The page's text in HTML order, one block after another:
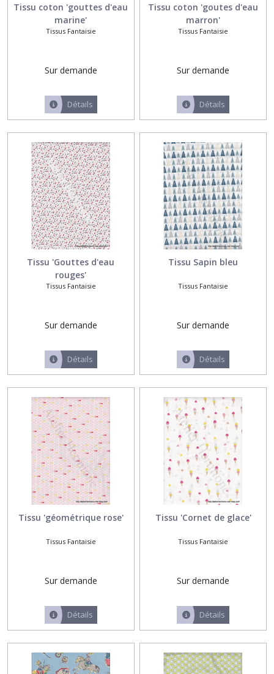
Tissu coton 'gouttes d'eau
marine'
Tissus Fantaisie
Sur demande
Détails
Tissu coton 'goutes d'eau
marron'
Tissus Fantaisie
Sur demande
Détails
Tissu 'Gouttes d'eau
rouges'
Tissus Fantaisie
Sur demande
Détails
Tissu Sapin bleu
Tissus Fantaisie
Sur demande
Détails
Tissu 'géométrique rose'
Tissus Fantaisie
Sur demande
Détails
Tissu 'Cornet de glace'
Tissus Fantaisie
Sur demande
Détails
Tissus
Liberty
(10)
Tissus
Vichy
(6)
Tissus
enduits
Afficher
résultats